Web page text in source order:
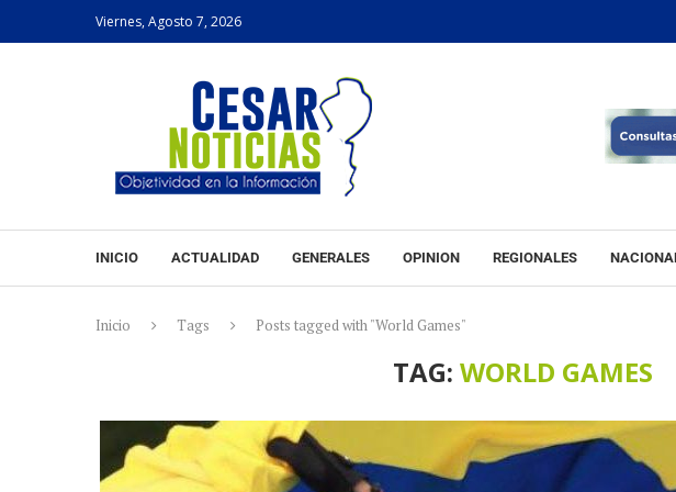
Viernes, Agosto 7, 2026
INICIO ACTUALIDAD GENERALES OPINION REGIONALES
Inicio Tags Posts tagged with "World Games"
TAG:WORLD GAMES